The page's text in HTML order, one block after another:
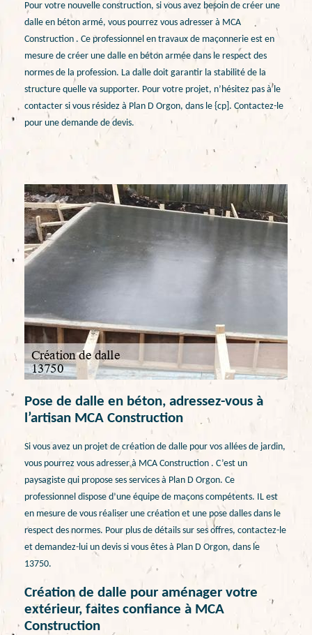
Pour votre nouvelle construction, si vous avez besoin de créer une
dalle en béton armé, vous pourrez vous adresser à MCA
Construction . Ce professionnel en travaux de maçonnerie est en
mesure de créer une dalle en béton armée dans le respect des
normes de la profession. La dalle doit garantir la stabilité de la
structure quelle va supporter. Pour votre projet, n’hésitez pas à le
contacter si vous résidez à Plan D Orgon, dans le {cp]. Contactez-le
pour une demande de devis.
Pose de dalle en béton, adressez-vous à
l’artisan MCA Construction
Si vous avez un projet de création de dalle pour vos allées de jardin,
vous pourrez vous adresser à MCA Construction . C’est un
paysagiste qui propose ses services à Plan D Orgon. Ce
professionnel dispose d’une équipe de maçons compétents. IL est
en mesure de vous réaliser une création et une pose dalles dans le
respect des normes. Pour plus de détails sur ses offres, contactez-le
et demandez-lui un devis si vous êtes à Plan D Orgon, dans le
13750.
Création de dalle pour aménager votre
extérieur, faites confiance à MCA
Construction